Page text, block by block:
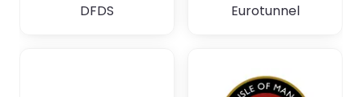
DFDS Eurotunnel